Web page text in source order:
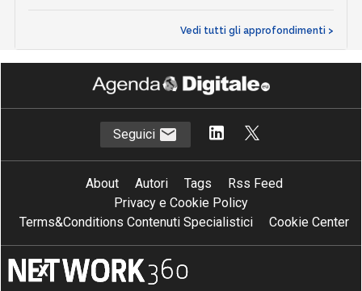
Vedi tutti gli approfondimenti >
Seguici
About Autori Tags
Rss Feed
Privacy e Cookie Policy
Terms&Conditions Contenuti Specialistici
Cookie Center